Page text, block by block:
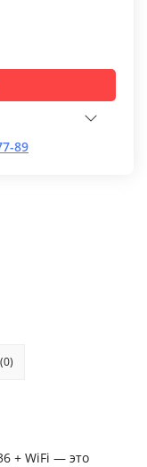
89
+ WiFi — это